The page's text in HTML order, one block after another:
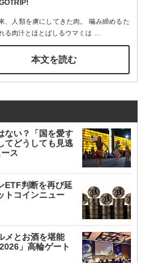
、人類を虜にしてきた肉。 噛み締めるた
る肉汁とほとばしるウマミは
本文を読む
ない？「国を愛す
てどうしても見逃
ス
ETF判断を再び延
トコインニュー
メとお酒を堪能
」高輪ゲート